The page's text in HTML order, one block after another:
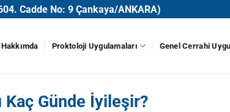
Cadde No: 9 Çankaya/ANKARA)
Hakkımda Proktoloji Uygulamaları Genel Cerrahi
Günde İyileşir?